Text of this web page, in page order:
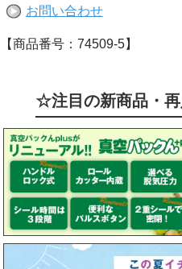
お問い合わせ
【商品番号：74509-5】
☆注目の新商品・